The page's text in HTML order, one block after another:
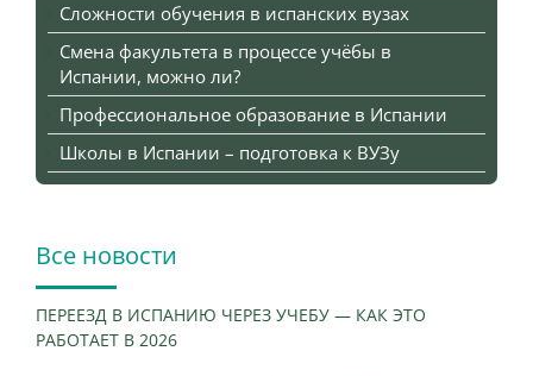
Сложности обучения в испанских вузах
Смена факультета в процессе учёбы в
Испании, можно ли?
Профессиональное образование в Испании
Школы в Испании – подготовка к ВУЗу
Все новости
ПЕРЕЕЗД В ИСПАНИЮ ЧЕРЕЗ УЧЕБУ — КАК ЭТО
РАБОТАЕТ В 2026